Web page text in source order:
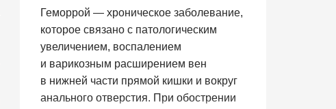
Геморрой — хроническое заболевание,
которое связано с патологическим
увеличением, воспалением
и варикозным расширением вен
в нижней части прямой кишки и вокруг
анального отверстия. При обострении